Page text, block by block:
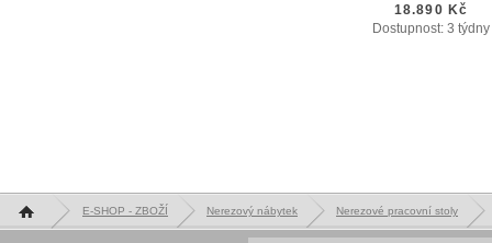
18.890 Kč
Dostupnost: 3 týdny
Hlavní stránka E-SHOP - ZBOŽÍ Nerezový nábytek Nerezové pracovní stoly